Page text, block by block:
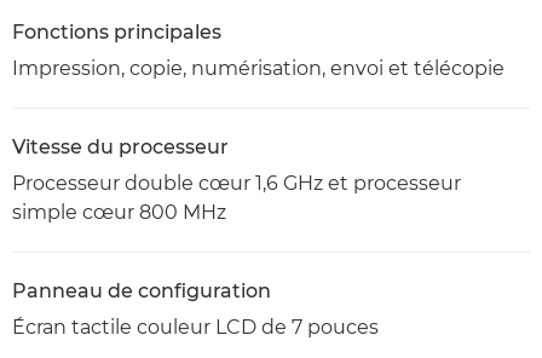
Fonctions principales
Impression, copie, numérisation, envoi et télécopie
Vitesse du processeur
Processeur double cœur 1,6 GHz et processeur
simple cœur 800 MHz
Panneau de configuration
Écran tactile couleur LCD de 7 pouces